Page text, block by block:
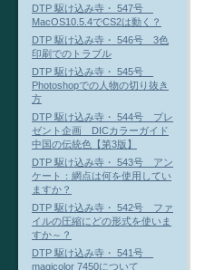
DTP 駆け込み寺・ 547号
MacOS10.5.4でCS2は動く？
DTP 駆け込み寺・ 546号 3色
印刷でのトラブル
DTP 駆け込み寺・ 545号
Photoshopでの人物の切り抜き
方
DTP 駆け込み寺・ 544号 プレ
ゼント企画 DICカラーガイド
中国の伝統色【第3版】
DTP 駆け込み寺・ 543号 アン
ケート：網点は何を使用してい
ますか？
DTP 駆け込み寺・ 542号 ファ
イルの圧縮にどの形式を使いま
すか～？
DTP 駆け込み寺・ 541号
magicolor 7450について